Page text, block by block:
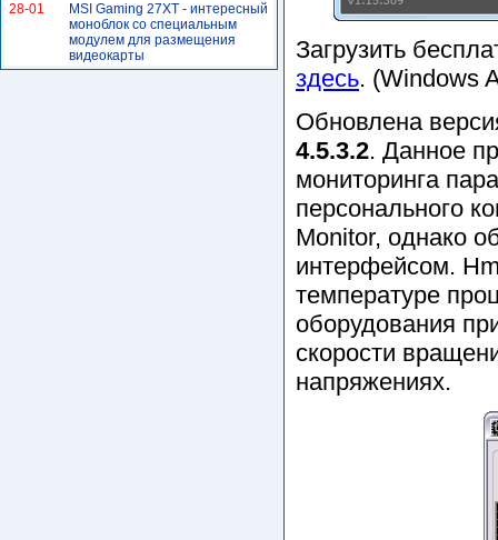
Загрузить
здесь. (Windows
Обновлена
4.5.3.2. Данное
мониторинга
персонального
Monitor, однако
интерфейсом.
температуре
оборудования
скорости
напряжениях.
28-01
MSI Gaming 27XT - интересный
моноблок со специальным
модулем для размещения
видеокарты